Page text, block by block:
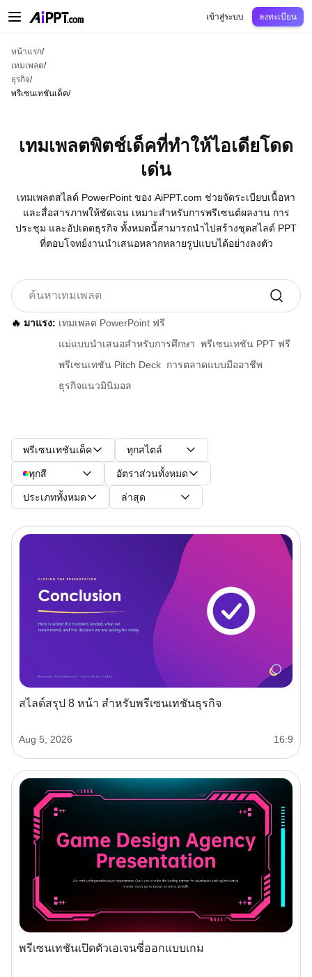
เทมเพลตการศึก
เข้าสู่ระบบ ลงทะเบียน
หน้าแรก/
เทมเพลต/
ธุรกิจ/
พรีเซนเทชันเด็ค/
เทมเพลตพิตช์เด็คที่ทำให้ไอเดียโดด
เด่น
เทมเพลตสไลด์ PowerPoint ของ AiPPT.com ช่วยจัดระเบียบเนื้อหา
และสื่อสารภาพให้ชัดเจน เหมาะสำหรับการพรีเซนต์ผลงาน การ
ประชุม และอัปเดตธุรกิจ ทั้งหมดนี้สามารถนำไปสร้างชุดสไลด์ PPT
ที่ตอบโจทย์งานนำเสนอหลากหลายรูปแบบได้อย่างลงตัว
🔥 มาแรง: เทมเพลต PowerPoint ฟรี
แม่แบบนำเสนอสำหรับการศึกษา พรีเซนเทชัน PPT ฟรี
พรีเซนเทชัน Pitch Deck การตลาดแบบมืออาชีพ
ธุรกิจแนวมินิมอล
พรีเซนเทชันเด็ค ทุกสไตล์
ทุกสี อัตราส่วนทั้งหมด
ประเภททั้งหมด ล่าสุด
สไลด์สรุป 8 หน้า สำหรับพรีเซนเทชันธุรกิจ
Aug 5, 2026 16:9
พรีเซนเทชันเปิดตัวเอเจนซี่ออกแบบเกม